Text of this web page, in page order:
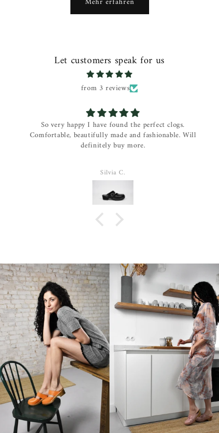
Let customers speak for us
from 3 reviews
So very happy I have found the perfect clogs.
Comfortable, beautifully made and fashionable. Will
definitely buy more.
Silvia C.